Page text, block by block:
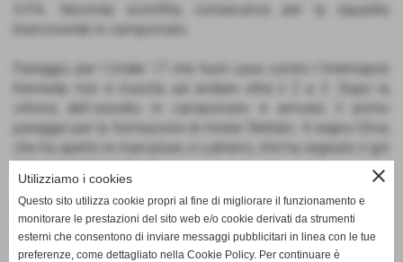
S.P.A. Seconda sconfitta consecutiva per la squadra
biancoverde in campionato.
Pareggio per l´Under 17 che fuori casa contro l´Internapoli
Kennedy non è riuscita ad andare oltre il 2 a 2. Dopo la
vittoria dell´esordio in campionato è arrivato il primo
pareggio per la formazione di mister Stellato. A segno Oliva
che ha aperto le marcature, e Lubrano, che ha segnato il gol
Esordio amaro infine per l´Under 18 che in casa ha perso
contro il Savoia per 2 a 1. Per i padroni di casa ha segnato
De Rosa.
close
Utilizziamo i cookies
Questo sito utilizza cookie propri al fine di migliorare il funzionamento e
monitorare le prestazioni del sito web e/o cookie derivati da strumenti
esterni che consentono di inviare messaggi pubblicitari in linea con le tue
preferenze, come dettagliato nella Cookie Policy. Per continuare è